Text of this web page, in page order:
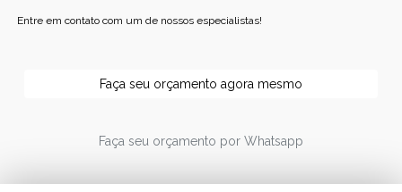
Entre em contato com um de nossos especialistas!
Faça seu orçamento agora mesmo
Faça seu orçamento por Whatsapp